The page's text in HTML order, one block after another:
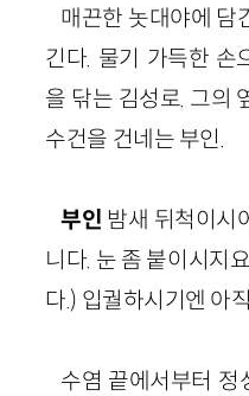
매끈한 놋대야에 담
긴다. 물기 가득한 손
을 닦는 김성로. 그의
수건을 건네는 부인.
부인 밤새 뒤척이시
니다. 눈 좀 붙이시지
다.) 입궐하시기엔 아
수염 끝에서부터 정